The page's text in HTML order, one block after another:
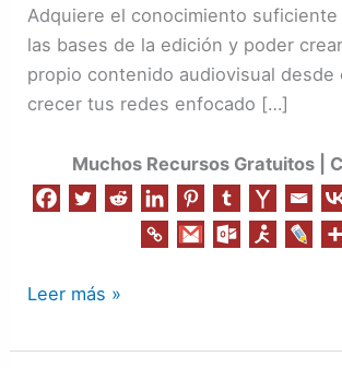
Adquiere el conocimiento
las bases de la edición y poder
propio contenido audiovisual desde
crecer tus redes enfocado […]
Muchos Recursos Gratuitos |
Leer más »